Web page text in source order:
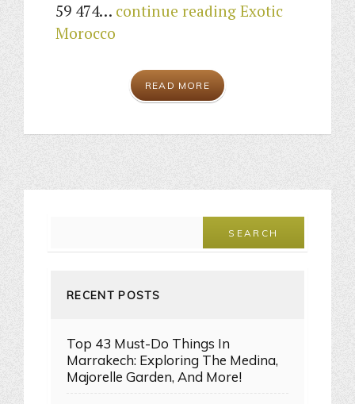
59 474… continue reading Exotic
Morocco
READ MORE
RECENT POSTS
Top 43 Must-Do Things In
Marrakech: Exploring The Medina,
Majorelle Garden, And More!